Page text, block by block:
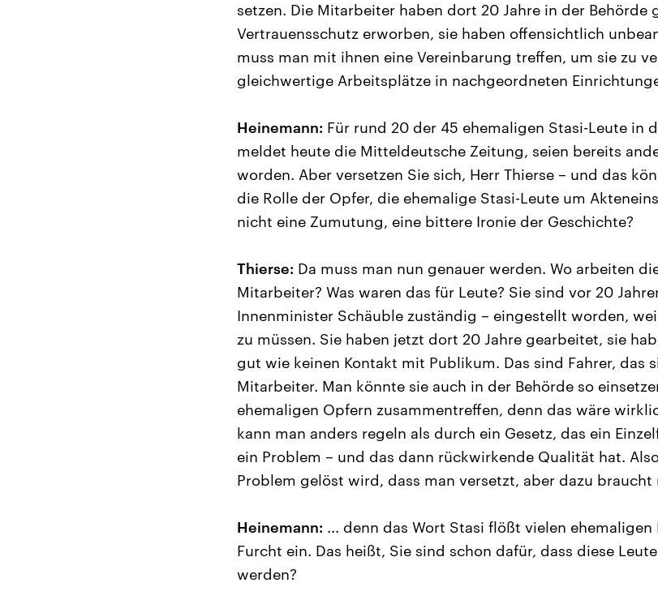
setzen. Die Mitarbeiter haben dort 20 Jahre in der Behörde
Vertrauensschutz erworben, sie haben offensichtlich
muss man mit ihnen eine Vereinbarung treffen, um sie zu
gleichwertige Arbeitsplätze in nachgeordneten
Heinemann: Für rund 20 der 45 ehemaligen Stasi-Leute in
meldet heute die Mitteldeutsche Zeitung, seien bereits
worden. Aber versetzen Sie sich, Herr Thierse – und das
die Rolle der Opfer, die ehemalige Stasi-Leute um
nicht eine Zumutung, eine bittere Ironie der Geschichte?
Thierse: Da muss man nun genauer werden. Wo arbeiten
Mitarbeiter? Was waren das für Leute? Sie sind vor 20
Innenminister Schäuble zuständig – eingestellt worden,
zu müssen. Sie haben jetzt dort 20 Jahre gearbeitet, sie
gut wie keinen Kontakt mit Publikum. Das sind Fahrer, das
Mitarbeiter. Man könnte sie auch in der Behörde so
ehemaligen Opfern zusammentreffen, denn das wäre
kann man anders regeln als durch ein Gesetz, das ein
ein Problem – und das dann rückwirkende Qualität hat.
Problem gelöst wird, dass man versetzt, aber dazu braucht
Heinemann: ... denn das Wort Stasi flößt vielen ehemaligen
Furcht ein. Das heißt, Sie sind schon dafür, dass diese
werden?